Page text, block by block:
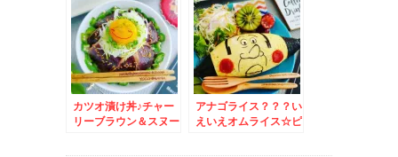
カツオ漬け丼♪チャー
リーブラウン＆スヌー
アナゴライス？？？い
えいえオムライス☆ピ